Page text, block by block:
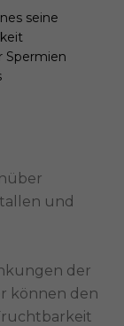
seine
Spermien
und
der
können den